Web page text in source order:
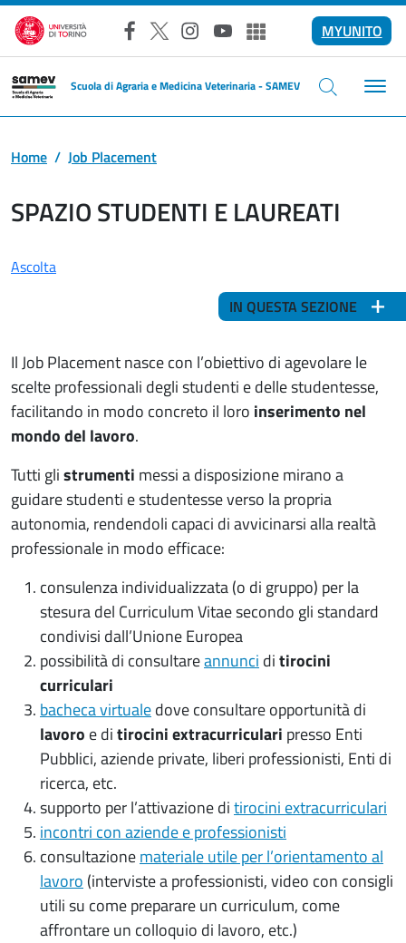
Salta al contenuto principale
Facebook
X Instagram
YouTubeAltri social
MYUNITO
Scuola di Agraria e Medicina Veterinaria - SAMEV
Home Job Placement
SPAZIO STUDENTI E LAUREATI
Ascolta
IN QUESTA SEZIONE
Il Job Placement nasce con l’obiettivo di agevolare le
scelte professionali degli studenti e delle studentesse,
facilitando in modo concreto il loro inserimento nel
mondo del lavoro.
Tutti glistrumenti messi a disposizione mirano a
guidare studenti e studentesse verso la propria
autonomia, rendendoli capaci di avvicinarsi alla realtà
professionale in modo efficace:
consulenza individualizzata (o di gruppo) per la
stesura del Curriculum Vitae secondo gli standard
condivisi dall’Unione Europea
possibilità di consultareannunci ditirocini
curriculari
bacheca virtualedove consultare opportunità di
lavoro e ditirocini extracurriculari presso Enti
Pubblici, aziende private, liberi professionisti, Enti di
ricerca, etc.
supporto per l’attivazione ditirocini extracurriculari
incontri con aziende e professionisti
consultazionemateriale utile per l’orientamento al
lavoro (interviste a professionisti, video con consigli
utili su come preparare un curriculum, come
affrontare un colloquio di lavoro, etc.)